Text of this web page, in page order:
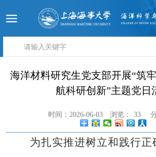
海洋材料研究生党支部开展“筑
航科研创新”主题党日
时间：2026-06-03 浏览： 33
为扎实推进树立和践行正